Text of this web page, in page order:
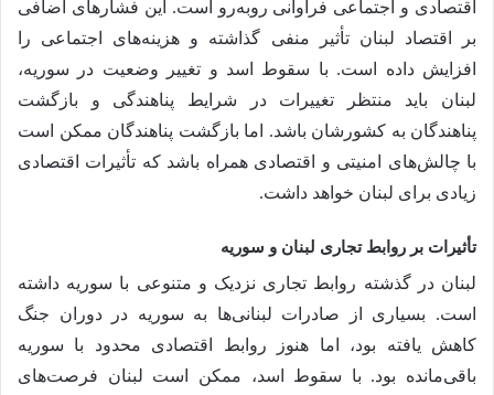
اقتصادی و اجتماعی فراوانی روبه‌رو است. این فشارهای اضافی
بر اقتصاد لبنان تأثیر منفی گذاشته و هزینه‌های اجتماعی را
افزایش داده است. با سقوط اسد و تغییر وضعیت در سوریه،
لبنان باید منتظر تغییرات در شرایط پناهندگی و بازگشت
پناهندگان به کشورشان باشد. اما بازگشت پناهندگان ممکن است
با چالش‌های امنیتی و اقتصادی همراه باشد که تأثیرات اقتصادی
زیادی برای لبنان خواهد داشت.
تأثیرات بر روابط تجاری لبنان و سوریه
لبنان در گذشته روابط تجاری نزدیک و متنوعی با سوریه داشته
است. بسیاری از صادرات لبنانی‌ها به سوریه در دوران جنگ
کاهش یافته بود، اما هنوز روابط اقتصادی محدود با سوریه
باقی‌مانده بود. با سقوط اسد، ممکن است لبنان فرصت‌های